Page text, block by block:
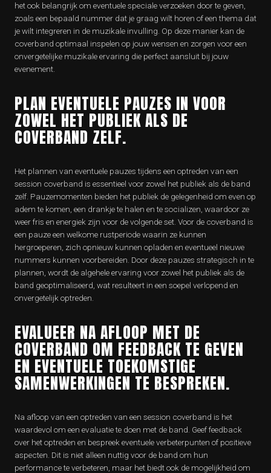
het ook belangrijk om eventuele speciale verzoeken door te geven,
zoals een bepaald nummer dat je graag wilt horen of een thema dat
je wilt integreren in de muzikale invulling. Op deze manier kan de
coverband optimaal inspelen op jouw wensen en zorgen voor een
onvergetelijke muzikale ervaring die perfect aansluit bij jouw
evenement.
PLAN EVENTUELE PAUZES IN VOOR
ZOWEL HET PUBLIEK ALS DE
COVERBAND ZELF.
Het plannen van eventuele pauzes tijdens een optreden van een
session coverband is essentieel voor zowel het publiek als de band
zelf. Pauzemomenten bieden het publiek de gelegenheid om even op
adem te komen, een drankje te halen en te socializen, waardoor ze
weer fris en energiek zijn voor de volgende set. Voor de coverband is
een pauze een welkome rustperiode waarin ze kunnen
hergroeperen, zich opnieuw kunnen opladen en eventueel nieuwe
nummers kunnen voorbereiden. Door deze pauzes strategisch in te
plannen, wordt de algehele ervaring voor zowel het publiek als de
band geoptimaliseerd, wat resulteert in een soepel verlopend en
onvergetelijk optreden.
EVALUEER NA AFLOOP MET DE
COVERBAND OM FEEDBACK TE GEVEN
EN EVENTUELE TOEKOMSTIGE
SAMENWERKINGEN TE BESPREKEN.
Na afloop van een optreden van een session coverband is het
waardevol om een evaluatie te doen met de band. Geef feedback
over het optreden en bespreek eventuele verbeterpunten of positieve
aspecten. Dit is niet alleen nuttig voor de band om hun
performance te verbeteren, maar het biedt ook de mogelijkheid om